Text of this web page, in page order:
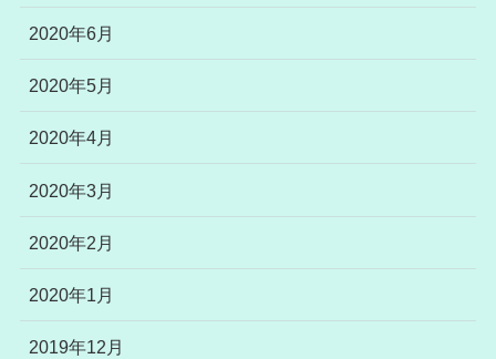
2020年6月
2020年5月
2020年4月
2020年3月
2020年2月
2020年1月
2019年12月